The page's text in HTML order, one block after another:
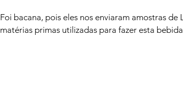
Foi bacana, pois eles nos enviaram amostras
matérias primas utilizadas para fazer esta